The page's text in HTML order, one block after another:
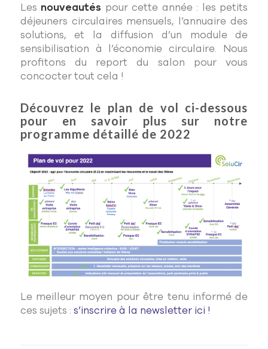
Les nouveautés pour cette année : les petits
déjeuners circulaires mensuels, l’annuaire des
solutions, et la diffusion d’un module de
sensibilisation à l’économie circulaire. Nous
profitons du report du salon pour vous
concocter tout cela !
Découvrez le plan de vol ci-dessous
pour en savoir plus sur notre
programme détaillé de 2022
Le meilleur moyen pour être tenu informé de
ces sujets : s’inscrire à la newsletter ici !